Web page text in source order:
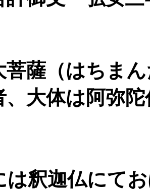
薩（はちま
、大体は阿弥
は釈迦仏にて